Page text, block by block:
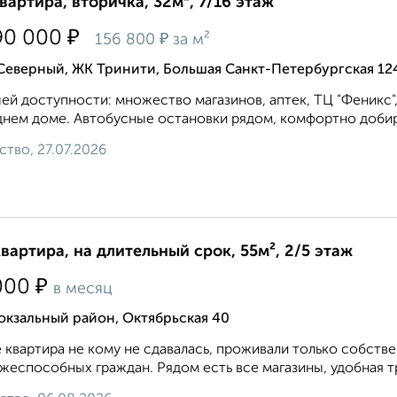
000 ₽ 156 800 ₽ за м²
ЖК Тринити, Большая Санкт-Петербургская
доступности: множество магазинов, аптек, ТЦ
доме. Автобусные остановки рядом, комфортно
27.07.2026
на длительный срок, 55м², 2/5 этаж
₽ в месяц
район, Октябрьская 40
квартира не кому не сдавалась, проживали только
граждан. Рядом есть все магазины, удобная